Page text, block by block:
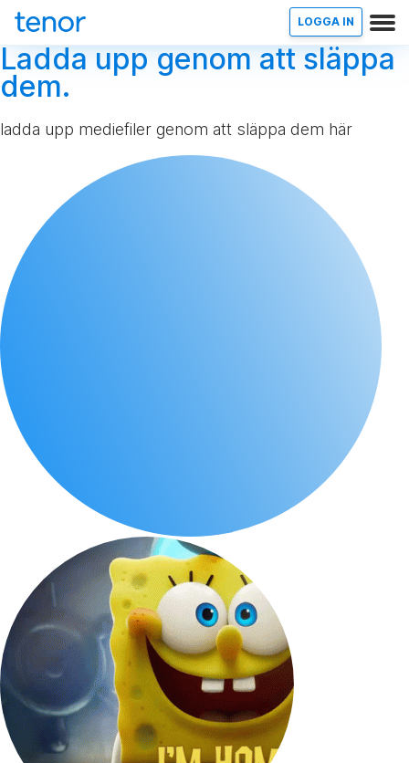
LOGGA IN
Ladda upp genom att släppa
dem.
ladda upp mediefiler genom att släppa dem här